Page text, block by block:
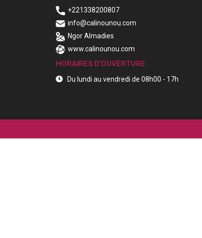
+221338200807
info@calinounou.com
Ngor Almadies
www.calinounou.com
HORAIRES D'OUVERTURE
Du lundi au vendredi de 08h00 - 17h